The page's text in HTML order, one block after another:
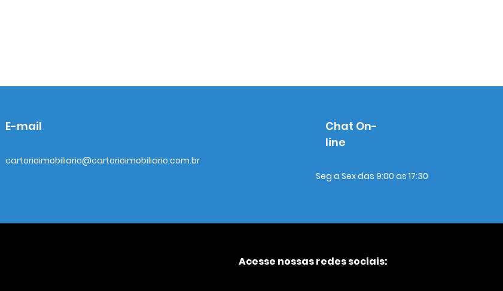
E-mail
cartorioimobiliario@cartorioimobiliario.com.br
Chat On-
line
Seg a Sex das 9:00 as 17:30
Acesse nossas redes sociais: